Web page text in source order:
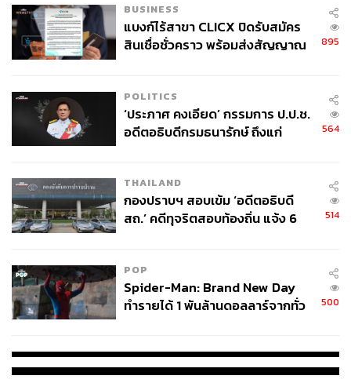
BUSINESS
แบงก์ไร้สาขา CLICX ปิดรับสมัคร
สินเชื่อชั่วคราว พร้อมส่งสัญญาณ
895
POLITICS
‘ประภาศ คงเอียด’ กรรมการ ป.ป.ช.
อดีตอธิบดีกรมธนารักษ์ ถึงแก่
564
THAILAND
กองปราบฯ สอบเข้ม ‘อดีตอธิบดี
สถ.’ คดีทุจริตสอบท้องถิ่น แจ้ง 6
514
POP
Spider-Man: Brand New Day
ทำรายได้ 1 พันล้านดอลลาร์จากทั่ว
500